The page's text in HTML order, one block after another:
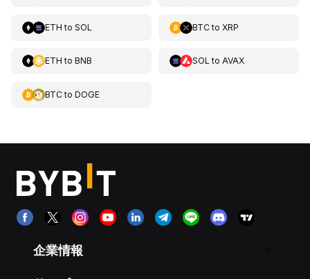
ETH to SOL BTCto XRP
ETH to BNB SOL to AVAX
BTCto DOGE
企業情報